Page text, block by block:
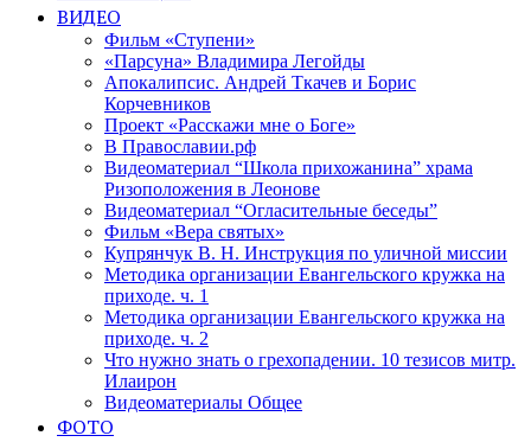
ВИДЕО
Фильм «Ступени»
«Парсуна» Владимира Легойды
Апокалипсис. Андрей Ткачев и Борис
Корчевников
Проект «Расскажи мне о Боге»
В Православии.рф
Видеоматериал “Школа прихожанина” храма
Ризоположения в Леонове
Видеоматериал “Огласительные беседы”
Фильм «Вера святых»
Купрянчук В. Н. Инструкция по уличной миссии
Методика организации Евангельского кружка на
приходе. ч. 1
Методика организации Евангельского кружка на
приходе. ч. 2
Что нужно знать о грехопадении. 10 тезисов митр.
Илаирон
Видеоматериалы Общее
ФОТО